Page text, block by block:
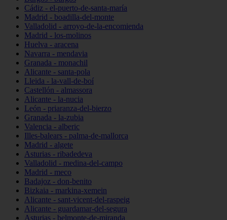
Cádiz - el-puerto-de-santa-maría
Madrid - boadilla-del-monte
Valladolid - arroyo-de-la-encomienda
Madrid - los-molinos
Huelva - aracena
Navarra - mendavia
Granada - monachil
Alicante - santa-pola
Lleida - la-vall-de-boí
Castellón - almassora
Alicante - la-nucia
León - priaranza-del-bierzo
Granada - la-zubia
Valencia - alberic
Illes-balears - palma-de-mallorca
Madrid - algete
Asturias - ribadedeva
Valladolid - medina-del-campo
Madrid - meco
Badajoz - don-benito
Bizkaia - markina-xemein
Alicante - sant-vicent-del-raspeig
Alicante - guardamar-del-segura
Asturias - belmonte-de-miranda